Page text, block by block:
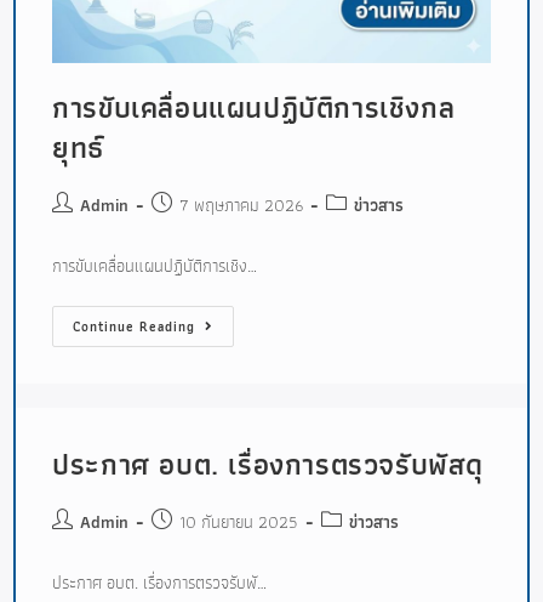
การขับเคลื่อนแผนปฏิบัติการเชิงกล
ยุทธ์
Admin 7 พฤษภาคม 2026 ข่าวสาร
การขับเคลื่อนแผนปฏิบัติการเชิง…
Continue Reading
ประกาศ อบต. เรื่องการตรวจรับพัสดุ
Admin 10 กันยายน 2025 ข่าวสาร
ประกาศ อบต. เรื่องการตรวจรับพั…